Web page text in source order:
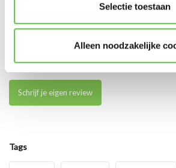
Selectie toestaan
Alleen noodzakelijke
Er zijn nog geen reviews geschreven over dit
Schrijf je eigen review
Tags